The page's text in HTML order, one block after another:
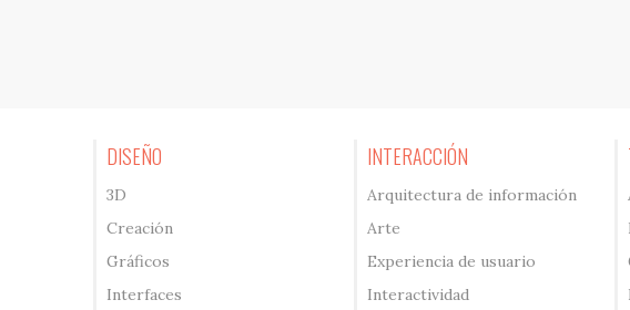
DISEÑO
3D
Creación
Gráficos
Interfaces
INTERACCIÓN
Arquitectura de información
Arte
Experiencia de usuario
Interactividad